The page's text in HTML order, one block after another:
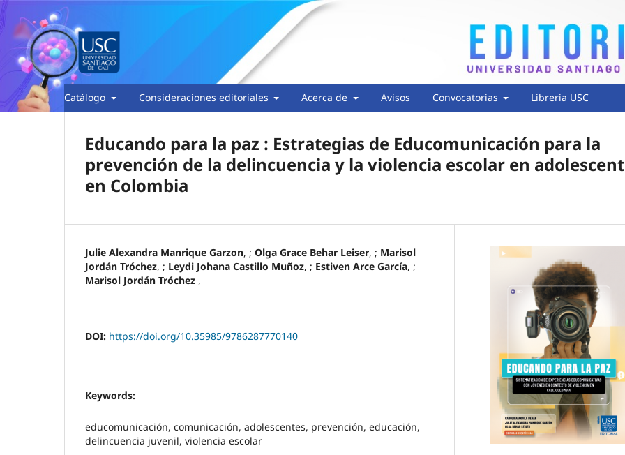
Catálogo Consideraciones editoriales Acerca de Avisos Convocatorias Libreria USC
Educando para la paz : Estrategias de Educomunicación para la
prevención de la delincuencia y la violencia escolar en
en Colombia
Julie Alexandra Manrique Garzon, ; Olga Grace Behar Leiser, ; Marisol
Jordán Tróchez, ; Leydi Johana Castillo Muñoz, ; Estiven Arce García, ;
Marisol Jordán Tróchez ,
DOI: https://doi.org/10.35985/9786287770140
Keywords:
educomunicación, comunicación, adolescentes, prevención, educación,
delincuencia juvenil, violencia escolar